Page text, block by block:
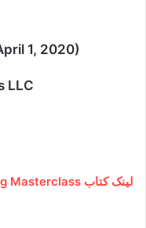
1, 2020)
LLC
لینک کتاب IELTS Writing Masterclass از سایت Amazon.org :